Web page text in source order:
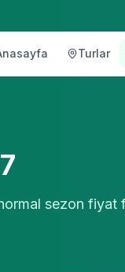
Turlar
sezon fiyat